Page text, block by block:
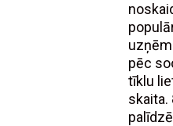
pēc
tīklu
skaita.